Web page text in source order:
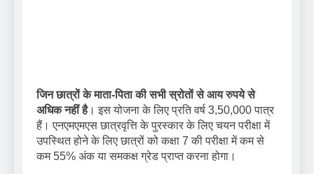
जिन छात्रों के माता-पिता की सभी स्रोतों से आय रुपये से
अधिक नहीं है। इस योजना के लिए प्रति वर्ष 3,50,000 पात्र
हैं। एनएमएमएस छात्रवृत्ति के पुरस्कार के लिए चयन परीक्षा में
उपस्थित होने के लिए छात्रों को कक्षा 7 की परीक्षा में कम से
कम 55% अंक या समकक्ष ग्रेड प्राप्त करना होगा।